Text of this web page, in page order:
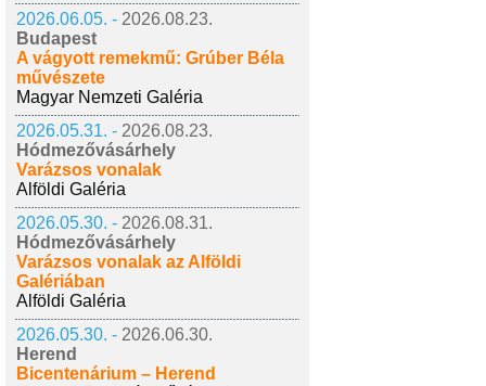
2026.06.05. - 2026.08.23.
Budapest
A vágyott remekmű: Grúber Béla
művészete
Magyar Nemzeti Galéria
2026.05.31. - 2026.08.23.
Hódmezővásárhely
Varázsos vonalak
Alföldi Galéria
2026.05.30. - 2026.08.31.
Hódmezővásárhely
Varázsos vonalak az Alföldi
Galériában
Alföldi Galéria
2026.05.30. - 2026.06.30.
Herend
Bicentenárium – Herend